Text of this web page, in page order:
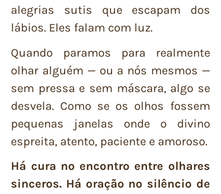
alegrias sutis que escapam dos
lábios. Eles falam com luz.
Quando paramos para realmente
olhar alguém — ou a nós mesmos —
sem pressa e sem máscara, algo se
desvela. Como se os olhos fossem
pequenas janelas onde o divino
espreita, atento, paciente e amoroso.
Há cura no encontro entre olhares
sinceros. Há oração no silêncio de